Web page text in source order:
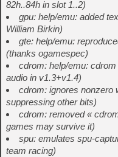
82h..84h in slot 1..2)
gpu: help/emu: added
William Birkin)
gte: help/emu:
(thanks ogamespec)
cdrom: help/emu:
audio in v1.3+v1.4)
cdrom: ignores nonzero
suppressing other bits)
cdrom: removed «
games may survive it)
spu: emulates spu-
team racing)